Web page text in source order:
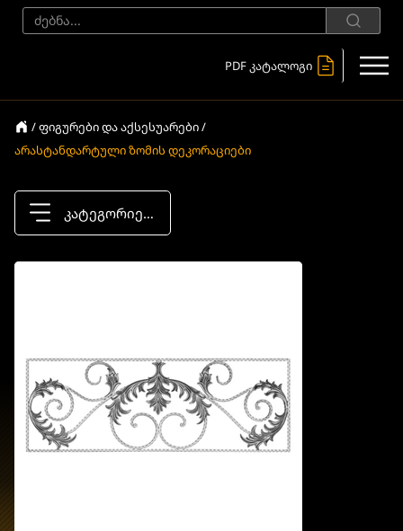
PDF კატალოგი
/ ფიგურები და აქსესუარები /
არასტანდარტული ზომის დეკორაციები
კატეგორიები